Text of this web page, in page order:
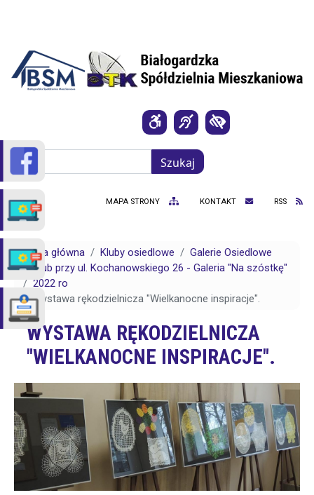
Szukaj
Szukaj
MAPA STRONY KONTAKT RSS
Strona główna Kluby osiedlowe
Galerie Osiedlowe
Klub przy ul. Kochanowskiego 26 - Galeria "Na szóstkę"
2022 ro
Wystawa rękodzielnicza "Wielkanocne inspiracje".
WYSTAWA RĘKODZIELNICZA
"WIELKANOCNE INSPIRACJE".